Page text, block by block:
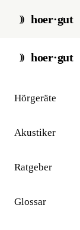
hoer·gut
hoer·gut
Hörgeräte
Akustiker
Ratgeber
Glossar
start / akustiker /
GmbH
⚠ Dieses